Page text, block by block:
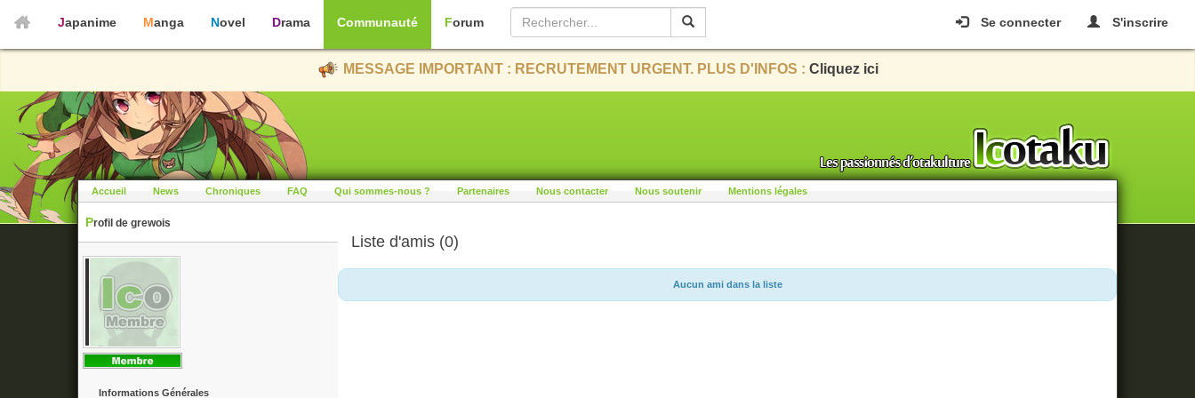
Se connecter S'inscrire
Japanime Manga Novel Drama Communauté Forum
MESSAGE IMPORTANT : RECRUTEMENT URGENT. PLUS D'INFOS : Cliquez ici
Accueil News Chroniques FAQ Qui sommes-nous ? Partenaires Nous contacter Nous soutenir Mentions légales
Profil de grewois
Informations Générales
Liste d'amis (0)
Aucun ami dans la liste